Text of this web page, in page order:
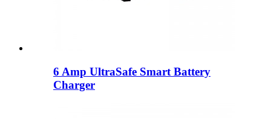
6 Amp UltraSafe Smart Battery
Charger